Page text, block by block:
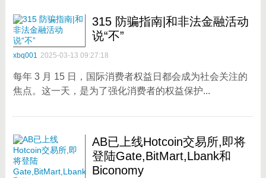
315 防骗指南|和非法金融活动
说“不”
xbq001 2025-03-13 09:27:18
每年 3 月 15 日，国际消费者权益日都会成为社会关注的
焦点。这一天，是为了强化消费者的权益保护...
AB已上线Hotcoin交易所,即将
登陆Gate,BitMart,Lbank和
Biconomy